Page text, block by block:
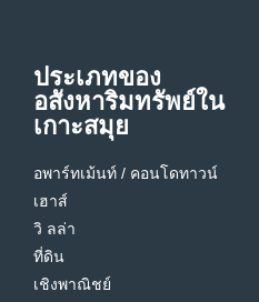
ประเภทของ
อสังหาริมทรัพย์ใน
เกาะสมุย
อพาร์ทเม้นท์ / คอนโดทาวน์
เฮาส์
วิ ลล่า
ที่ดิน
เชิงพาณิชย์